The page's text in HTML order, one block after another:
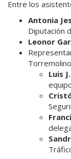
Entre los
Antonia
Diputación
Leonor
Luis